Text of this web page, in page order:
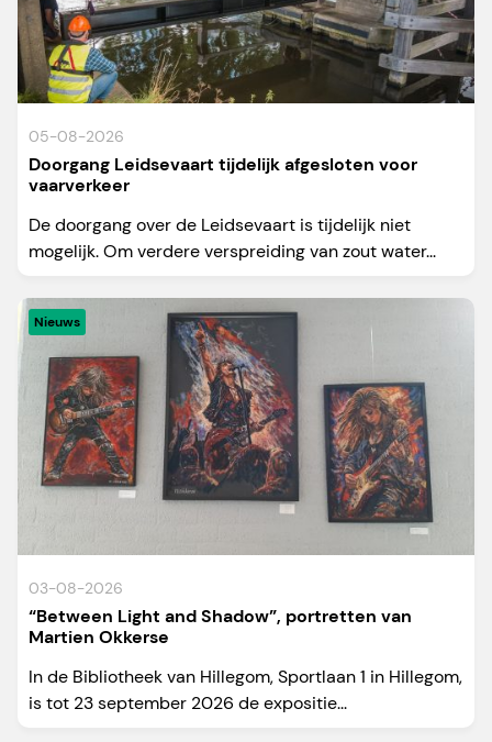
05-08-2026
Doorgang Leidsevaart tijdelijk afgesloten voor
vaarverkeer
De doorgang over de Leidsevaart is tijdelijk niet
mogelijk. Om verdere verspreiding van zout water...
Nieuws
03-08-2026
“Between Light and Shadow”, portretten van
Martien Okkerse
In de Bibliotheek van Hillegom, Sportlaan 1 in Hillegom,
is tot 23 september 2026 de expositie...